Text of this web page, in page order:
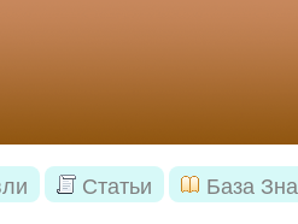
Статьи База